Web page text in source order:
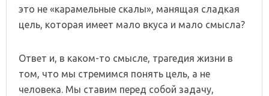
это не «карамельные скалы», манящая сладкая
цель, которая имеет мало вкуса и мало смысла?
Ответ и, в каком-то смысле, трагедия жизни в
том, что мы стремимся понять цель, а не
человека. Мы ставим перед собой задачу,